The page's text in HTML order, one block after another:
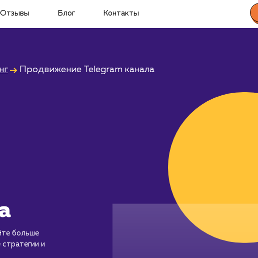
Отзывы Блог Контакты
Продвижение Telegram канала
больше
и